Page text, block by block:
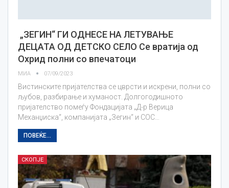
„ЗЕГИН“ ГИ ОДНЕСЕ НА ЛЕТУВАЊЕ
ДЕЦАТА ОД ДЕТСКО СЕЛО Се вратија од
Охрид полни со впечатоци
МИА 07/09/2023
Вистинските пријателства се цврсти и искрени, полни со
љубов, разбирање и хуманост. Долгогодишното
пријателство помеѓу Фондацијата „Д-р Верица
Механџиска“, компанијата „Зегин“ и СОС…
ПОВЕЌЕ...
СКОПЈЕ